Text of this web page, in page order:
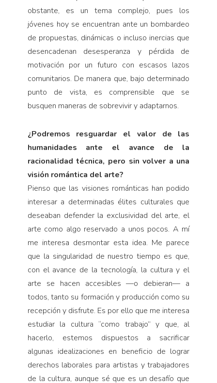
obstante, es un tema complejo, pues los
jóvenes hoy se encuentran ante un bombardeo
de propuestas, dinámicas o incluso inercias que
desencadenan desesperanza y pérdida de
motivación por un futuro con escasos lazos
comunitarios. De manera que, bajo determinado
punto de vista, es comprensible que se
busquen maneras de sobrevivir y adaptarnos.
¿Podremos resguardar el valor de las
humanidades ante el avance de la
racionalidad técnica, pero sin volver a una
visión romántica del arte?
Pienso que las visiones románticas han podido
interesar a determinadas élites culturales que
deseaban defender la exclusividad del arte, el
arte como algo reservado a unos pocos. A mí
me interesa desmontar esta idea. Me parece
que la singularidad de nuestro tiempo es que,
con el avance de la tecnología, la cultura y el
arte se hacen accesibles —o debieran— a
todos, tanto su formación y producción como su
recepción y disfrute. Es por ello que me interesa
estudiar la cultura “como trabajo” y que, al
hacerlo, estemos dispuestos a sacrificar
algunas idealizaciones en beneficio de lograr
derechos laborales para artistas y trabajadores
de la cultura, aunque sé que es un desafío que